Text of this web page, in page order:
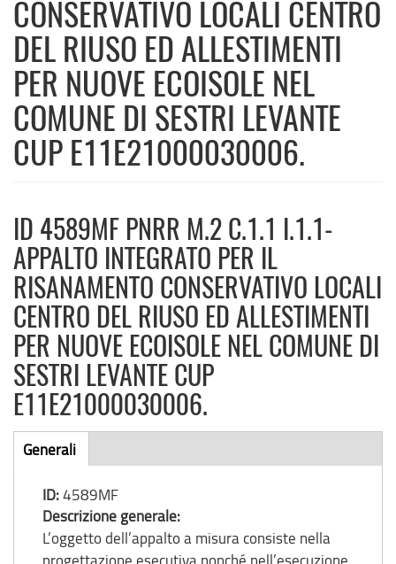
CONSERVATIVO LOCALI CENTRO
DEL RIUSO ED ALLESTIMENTI
PER NUOVE ECOISOLE NEL
COMUNE DI SESTRI LEVANTE
CUP E11E21000030006.
ID 4589MF PNRR M.2 C.1.1 I.1.1-
APPALTO INTEGRATO PER IL
RISANAMENTO CONSERVATIVO LOCALI
CENTRO DEL RIUSO ED ALLESTIMENTI
PER NUOVE ECOISOLE NEL COMUNE DI
SESTRI LEVANTE CUP
E11E21000030006.
Bando
gara
Generali
attiva)
ID:4589MF
Descrizione generale:
L’oggetto dell’appalto a misura consiste nella